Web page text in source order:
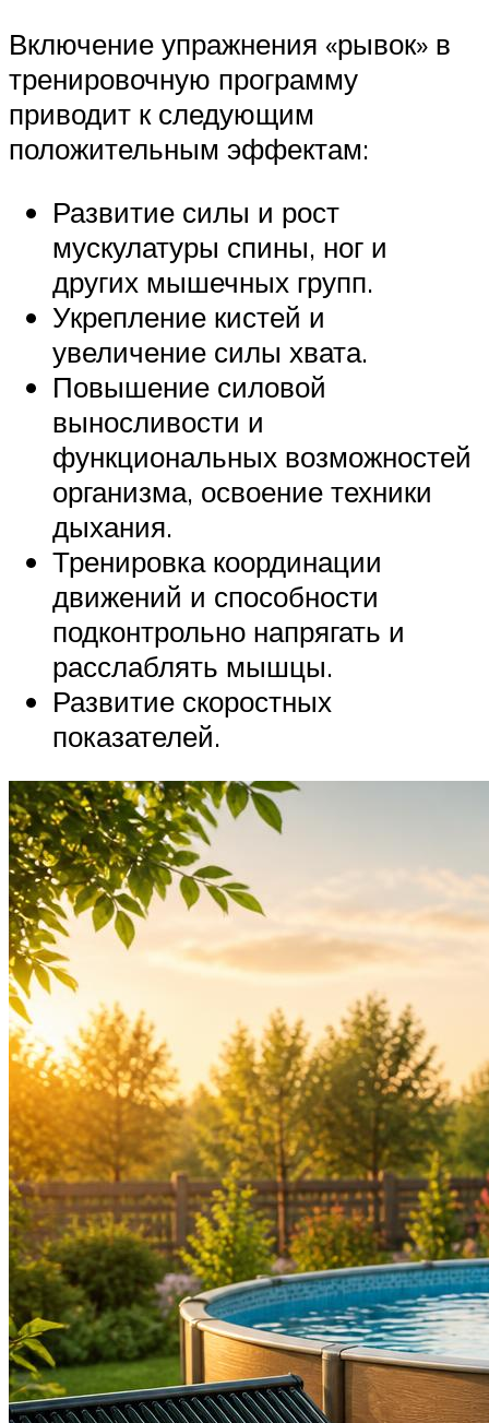
Включение упражнения «рывок» в
тренировочную программу
приводит к следующим
положительным эффектам:
Развитие силы и рост
мускулатуры спины, ног и
других мышечных групп.
Укрепление кистей и
увеличение силы хвата.
Повышение силовой
выносливости и
функциональных возможностей
организма, освоение техники
дыхания.
Тренировка координации
движений и способности
подконтрольно напрягать и
расслаблять мышцы.
Развитие скоростных
показателей.